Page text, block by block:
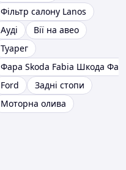
Фільтр салону Lanos
Ауді
Вії на авео
Туарег
Фара Skoda Fabia Шкода
Ford
Задні стопи
Моторна олива